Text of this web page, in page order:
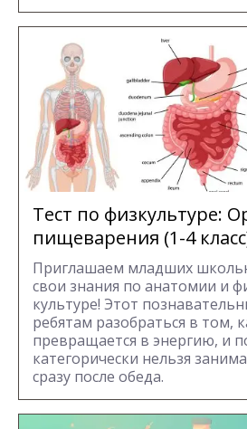
Тест по физкультуре:
пищеварения (1-4
Приглашаем младших
свои знания по анатомии и
культуре! Этот
ребятам разобраться в том,
превращается в энергию, и
категорически нельзя
сразу после обеда.